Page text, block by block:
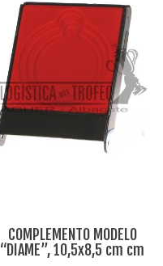
COMPLEMENTO MODELO
“DIAME”, 10,5x8,5 cm cm